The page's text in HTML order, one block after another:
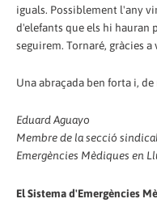
iguals. Possiblement l'any
d'elefants que els hi hauran
seguirem. Tornaré, gràcies a
Una abraçada ben forta i, de
Eduard Aguayo
Membre de la secció sindical
Emergències Mèdiques en
El Sistema d'Emergències